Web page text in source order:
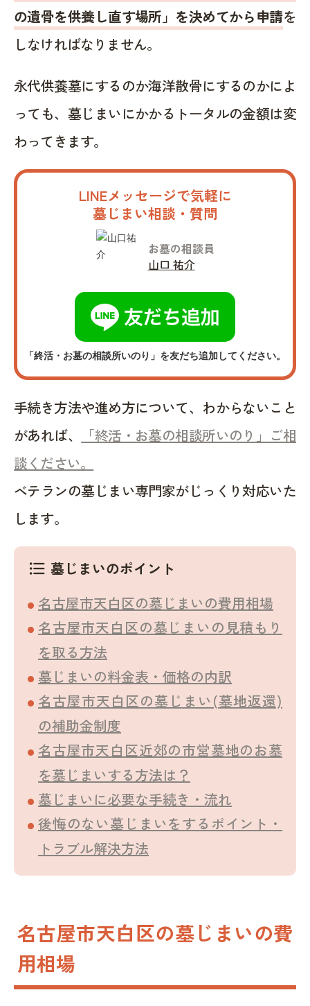
の遺骨を供養し直す場所」を決めてから申請を
しなければなりません。
永代供養墓にするのか海洋散骨にするのかによ
っても、墓じまいにかかるトータルの金額は変
わってきます。
LINEメッセージで気軽に
墓じまい相談・質問
お墓の相談員
山口 祐介
「終活・お墓の相談所いのり」を友だち追加してください。
手続き方法や進め方について、わからないこと
があれば、
「終活・お墓の相談所いのり」ご相
談ください。
ベテランの墓じまい専門家がじっくり対応いた
します。
format_list_bulleted 墓じまいのポイント
名古屋市天白区の墓じまいの費用相場
名古屋市天白区の墓じまいの見積もり
を取る方法
墓じまいの料金表・価格の内訳
名古屋市天白区の墓じまい(墓地返還)
の補助金制度
名古屋市天白区近郊の市営墓地のお墓
を墓じまいする方法は？
墓じまいに必要な手続き・流れ
後悔のない墓じまいをするポイント・
トラブル解決方法
名古屋市天白区の墓じまいの費
用相場